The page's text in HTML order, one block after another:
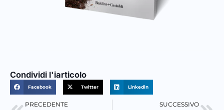
Condividi l'iarticolo
Facebook Twitter Linkedin
PRECEDENTE SUCCESSIVO